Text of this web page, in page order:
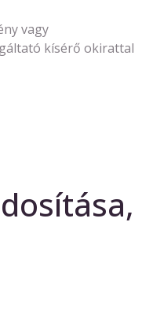
vagy
kísérő okirattal